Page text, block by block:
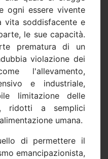
ogni essere vivente
vita soddisfacente e
le sue capacità.
prematura di un
violazione dei
l'allevamento,
e industriale,
limitazione delle
ridotti a semplici
umana.
di permettere il
emancipazionista,